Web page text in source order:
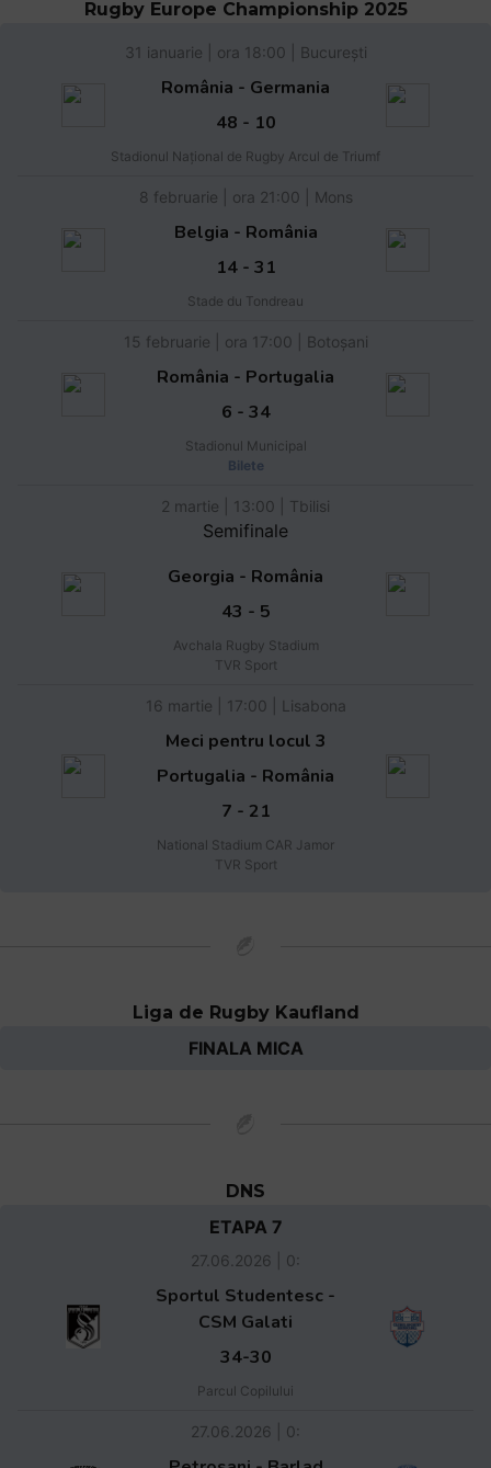
Rugby Europe Championship 2025
31 ianuarie | ora 18:00 | București
România - Germania
48 - 10
Stadionul Național de Rugby Arcul de Triumf
8 februarie | ora 21:00 | Mons
Belgia - România
14 - 31
Stade du Tondreau
15 februarie | ora 17:00 | Botoșani
România - Portugalia
6 - 34
Stadionul Municipal
Bilete
2 martie | 13:00 | Tbilisi
Semifinale
Georgia - România
43 - 5
Avchala Rugby Stadium
TVR Sport
16 martie | 17:00 | Lisabona
Meci pentru locul 3
Portugalia - România
7 - 21
National Stadium CAR Jamor
TVR Sport
Liga de Rugby Kaufland
FINALA MICA
DNS
ETAPA 7
27.06.2026 | 0:
Sportul Studentesc -
CSM Galati
34-30
Parcul Copilului
27.06.2026 | 0: